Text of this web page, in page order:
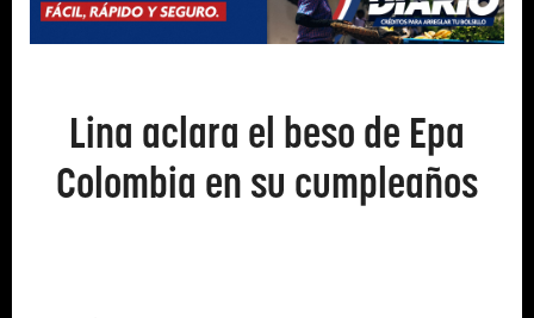
Lina aclara el beso de Epa
Colombia en su cumpleaños